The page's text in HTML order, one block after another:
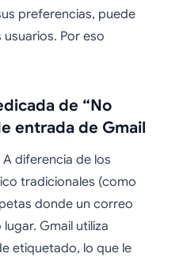
preferencias, puede
Por eso
de “No
entrada de Gmail
A diferencia de los
tradicionales (como
donde un correo
Gmail utiliza
etiquetado, lo que le